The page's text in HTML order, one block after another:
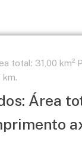
total: 31,00 km²
km.
Área